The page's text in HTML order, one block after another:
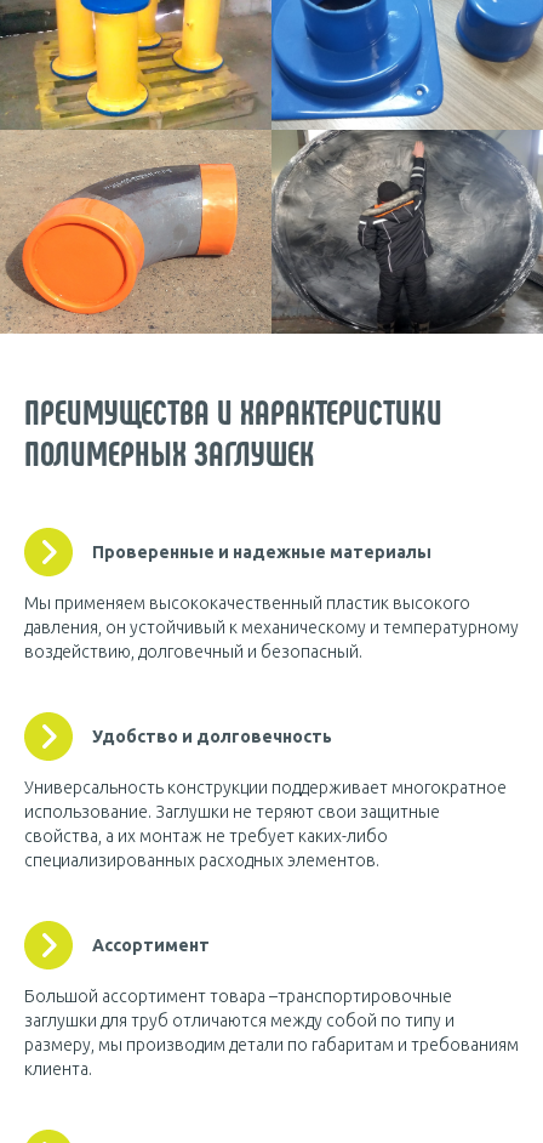
ПРЕИМУЩЕСТВА И ХАРАКТЕРИСТИКИ
ПОЛИМЕРНЫХ ЗАГЛУШЕК
Проверенные и надежные материалы
Мы применяем высококачественный пластик высокого
давления, он устойчивый к механическому и температурному
воздействию, долговечный и безопасный.
Удобство и долговечность
Универсальность конструкции поддерживает многократное
использование. Заглушки не теряют свои защитные
свойства, а их монтаж не требует каких-либо
специализированных расходных элементов.
Ассортимент
Большой ассортимент товара –транспортировочные
заглушки для труб отличаются между собой по типу и
размеру, мы производим детали по габаритам и требованиям
клиента.
Бобровский
Возможна доставка транспортными
компаниями с терминала в г.Екатеринбург
Продукция сертифицирована и
соответствует требованиям нормативных
документов
По желанию заказчика деталь может быть
маркирована. Можем разместить логотип
вашего предприятия на поверхность изделия
на стадии его формования